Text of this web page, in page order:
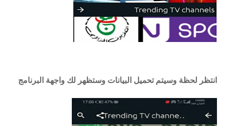
انتظر لحظة وسيتم تحميل البيانات وستظهر لك واجهة البرنامج